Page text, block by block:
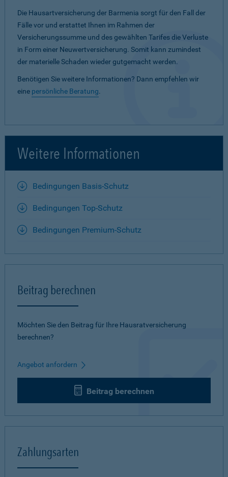
Die Hausartversicherung der Barmenia sorgt für den Fall der
Fälle vor und erstattet Ihnen im Rahmen der
Versicherungssumme und des gewählten Tarifes die Verluste
in Form einer Neuwertversicherung. Somit kann zumindest
der materielle Schaden wieder gutgemacht werden.
Benötigen Sie weitere Informationen? Dann empfehlen wir
eine persönliche Beratung.
Weitere Informationen
Bedingungen Basis-Schutz
Bedingungen Top-Schutz
Bedingungen Premium-Schutz
Beitrag berechnen
Möchten Sie den Beitrag für Ihre Hausratversicherung
berechnen?
Angebot anfordern
Beitrag berechnen
Zahlungsarten